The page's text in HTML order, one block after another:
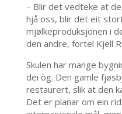
– Blir det vedteke at
hjå oss, blir det eit
mjølkeproduksjonen i
den andre, fortel Kjell
Skulen har mange
dei òg. Den gamle
restaurert, slik at den
Det er planar om ein